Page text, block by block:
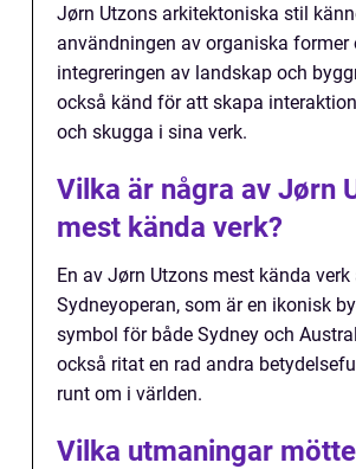
Jørn Utzons arkitektoniska stil
användningen av organiska former
integreringen av landskap och
också känd för att skapa
och skugga i sina verk.
Vilka är några av Jørn
mest kända verk?
En av Jørn Utzons mest kända verk
Sydneyoperan, som är en ikonisk
symbol för både Sydney och
också ritat en rad andra
runt om i världen.
Vilka utmaningar